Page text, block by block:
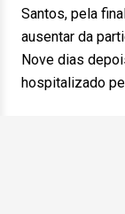
Santos, pela
ausentar da
Nove dias
hospitalizado